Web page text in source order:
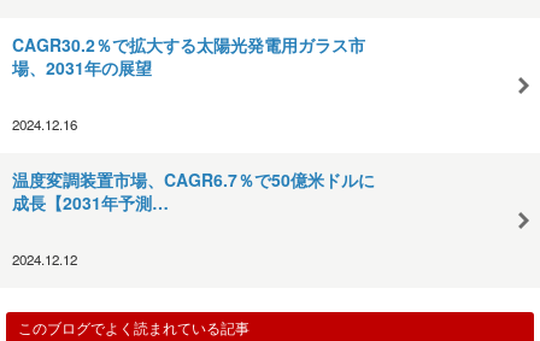
CAGR30.2％で拡大する太陽光発電用ガラス市
場、2031年の展望
2024.12.16
温度変調装置市場、CAGR6.7％で50億米ドルに
成長【2031年予測…
2024.12.12
このブログでよく読まれている記事